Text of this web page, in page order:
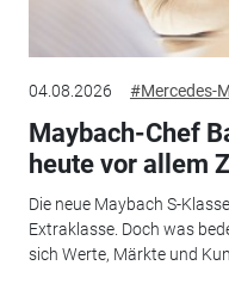
04.08.2026 #Mercedes-
Maybach-Chef
heute vor allem
Die neue Maybach S-
Extraklasse. Doch was
sich Werte, Märkte und